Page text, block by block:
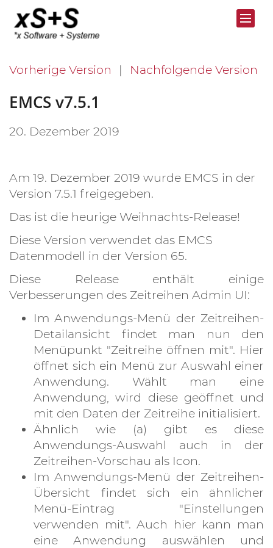
Vorherige Version Nachfolgende Version
EMCS v7.5.1
20. Dezember 2019
Am 19. Dezember 2019 wurde EMCS in der
Version 7.5.1 freigegeben.
Das ist die heurige Weihnachts-Release!
Diese Version verwendet das EMCS
Datenmodell in der Version 65.
Diese Release enthält einige
Verbesserungen des Zeitreihen Admin UI:
Im Anwendungs-Menü der Zeitreihen-
Detailansicht findet man nun den
Menüpunkt "Zeitreihe öffnen mit". Hier
öffnet sich ein Menü zur Auswahl einer
Anwendung. Wählt man eine
Anwendung, wird diese geöffnet und
mit den Daten der Zeitreihe initialisiert.
Ähnlich wie (a) gibt es diese
Anwendungs-Auswahl auch in der
Zeitreihen-Vorschau als Icon.
Im Anwendungs-Menü der Zeitreihen-
Übersicht findet sich ein ähnlicher
Menü-Eintrag "Einstellungen
verwenden mit". Auch hier kann man
eine Anwendung auswählen und